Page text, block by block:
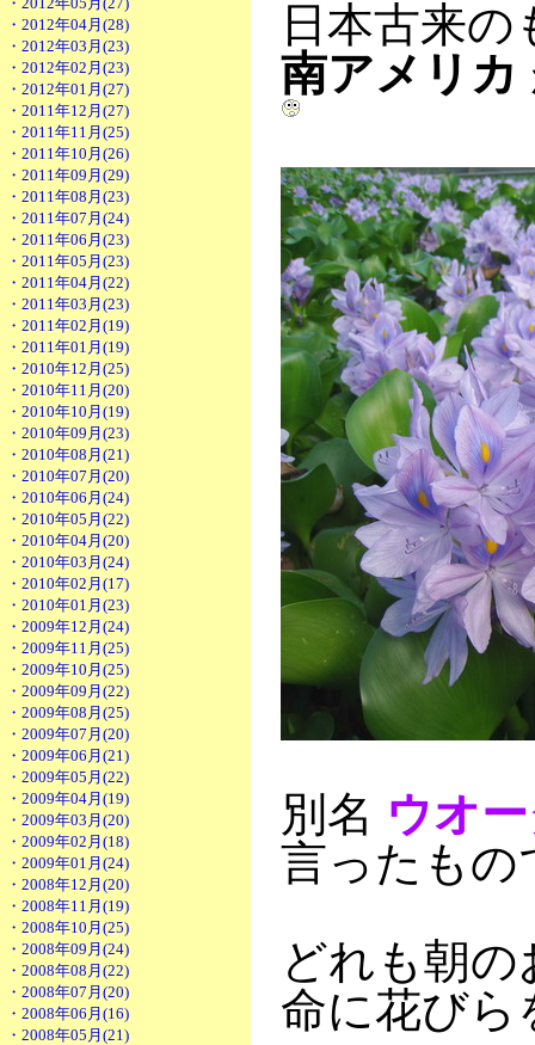
・2012年04月(28)
・2012年03月(23)
・2012年02月(23)
・2012年01月(27)
・2011年12月(27)
・2011年11月(25)
・2011年10月(26)
・2011年09月(29)
・2011年08月(23)
・2011年07月(24)
・2011年06月(23)
・2011年05月(23)
・2011年04月(22)
・2011年03月(23)
・2011年02月(19)
・2011年01月(19)
・2010年12月(25)
・2010年11月(20)
・2010年10月(19)
・2010年09月(23)
・2010年08月(21)
・2010年07月(20)
・2010年06月(24)
・2010年05月(22)
・2010年04月(20)
・2010年03月(24)
・2010年02月(17)
・2010年01月(23)
・2009年12月(24)
・2009年11月(25)
・2009年10月(25)
・2009年09月(22)
・2009年08月(25)
・2009年07月(20)
・2009年06月(21)
・2009年05月(22)
・2009年04月(19)
・2009年03月(20)
・2009年02月(18)
・2009年01月(24)
・2008年12月(20)
・2008年11月(19)
・2008年10月(25)
・2008年09月(24)
・2008年08月(22)
・2008年07月(20)
・2008年06月(16)
・2008年05月(21)
日本古来
南アメリカ
別名 ウオ
言ったも
どれも朝
命に花び